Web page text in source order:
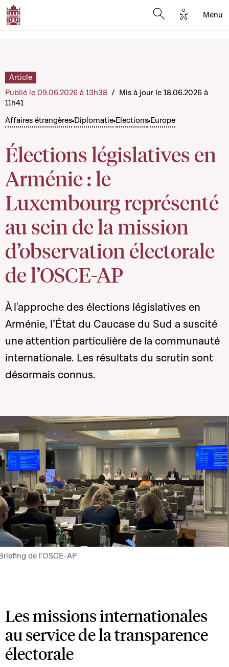
Options
Menu
Affaires étrangères Diplomatie Elections Europe
Élections législatives en
Arménie : le
Luxembourg représenté
au sein de la mission
d’observation électorale
de l’OSCE-AP
Article
Publié le 09.06.2026 à 13h38 / Mis à jour le 18.06.2026 à
11h41
À l'approche des élections législatives en
Arménie, l’État du Caucase du Sud a suscité
une attention particulière de la communauté
internationale. Les résultats du scrutin sont
désormais connus.
de l'OSCE-AP
Les missions internationales
au service de la transparence
électorale